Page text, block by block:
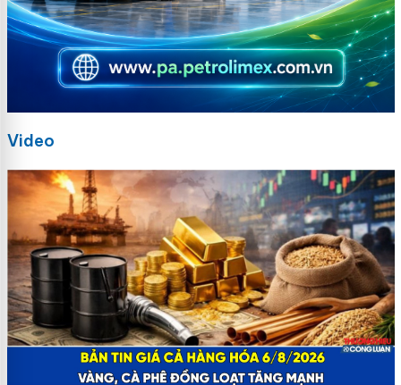
Video